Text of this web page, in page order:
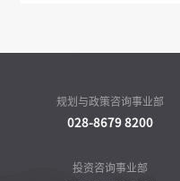
规划与政策咨询事业部
028-8679 8200
投资咨询事业部